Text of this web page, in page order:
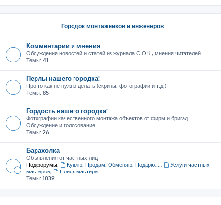
Городок монтажников и инженеров
Комментарии и мнения
Обсуждения новостей и статей из журнала С.О.К., мнения читателей
Темы: 41
Перлы нашего городка!
Про то как не нужно делать (скрины, фотографии и т.д.)
Темы: 85
Гордость нашего городка!
Фотографии качественного монтажа объектов от фирм и бригад.
Обсуждение и голосование
Темы: 26
Барахолка
Объявления от частных лиц
Подфорумы:
Куплю, Продам, Обменяю, Подарю,...,
Услуги частных
мастеров,
Поиск мастера
Темы: 1039